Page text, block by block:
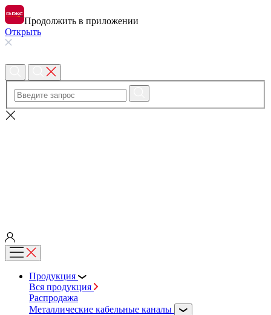
Продолжить в приложении
Открыть
Продукция
Вся продукция
Распродажа
Металлические кабельные каналы